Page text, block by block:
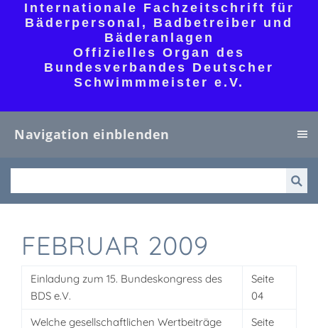
Internationale Fachzeitschrift für
Bäderpersonal, Badbetreiber und
Bäderanlagen
Offizielles Organ des
Bundesverbandes Deutscher
Schwimmmeister e.V.
Navigation einblenden
FEBRUAR 2009
Einladung zum 15. Bundeskongress des
BDS e.V.
Seite
04
Welche gesellschaftlichen Wertbeiträge
Seite